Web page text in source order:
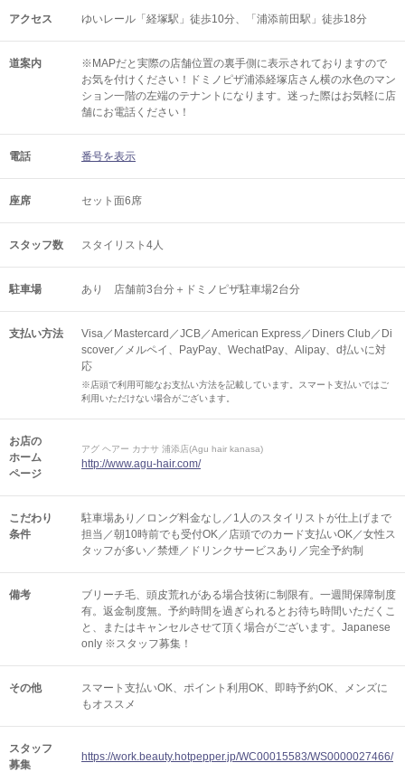
アクセス ゆいレール「経塚駅」徒歩10分、「浦添前田駅」徒歩18分
道案内
※MAPだと実際の店舗位置の裏手側に表示されておりますので
お気を付けください！ドミノピザ浦添経塚店さん横の水色のマン
ション一階の左端のテナントになります。迷った際はお気軽に店
舗にお電話ください！
電話 番号を表示
座席 セット面6席
スタッフ数 スタイリスト4人
駐車場 あり 店舗前3台分＋ドミノピザ駐車場2台分
支払い方法
Visa／Mastercard／JCB／American Express／Diners Club／Di
scover／メルペイ、PayPay、WechatPay、Alipay、d払いに対
応
※店頭で利用可能なお支払い方法を記載しています。スマート支払いではご
利用いただけない場合がございます。
お店の
ホーム
ページ
アグ ヘアー カナサ 浦添店(Agu hair kanasa)
http://www.agu-hair.com/
こだわり
条件
駐車場あり／ロング料金なし／1人のスタイリストが仕上げまで
担当／朝10時前でも受付OK／店頭でのカード支払いOK／女性ス
タッフが多い／禁煙／ドリンクサービスあり／完全予約制
備考
ブリーチ毛、頭皮荒れがある場合技術に制限有。一週間保障制度
有。返金制度無。予約時間を過ぎられるとお待ち時間いただくこ
と、またはキャンセルさせて頂く場合がございます。Japanese
only ※スタッフ募集！
その他 スマート支払いOK ポイント利用OK 即時予約OK
メンズに
もオススメ
スタッフ
募集
https://work.beauty.hotpepper.jp/WC00015583/WS0000027466/